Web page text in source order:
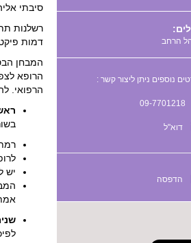
סיבתי
רשלנות
דמות
המבחן
הרופא
הרפואי.
יש
הרחב
נוספים ניתן ליצור קשר :
דוא"ל
הדפסה